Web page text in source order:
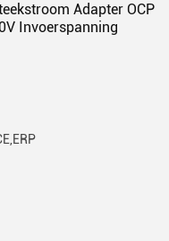
Adapter OCP
Invoerspanning